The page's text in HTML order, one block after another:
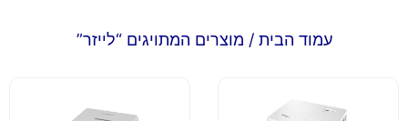
עמוד הבית / מוצרים המתויגים “לייזר”